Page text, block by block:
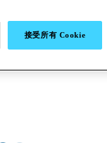
接受所有 Cookie